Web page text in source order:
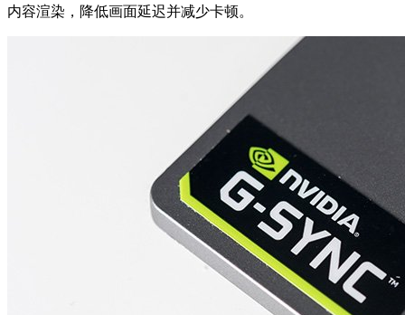
内容渲染，降低画面延迟并减少卡顿。